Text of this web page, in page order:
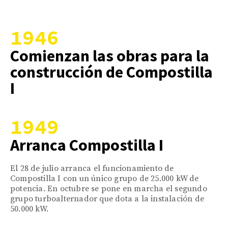
1946
Comienzan las obras para la
construcción de Compostilla
I
1949
Arranca Compostilla I
El 28 de julio arranca el funcionamiento de
Compostilla I con un único grupo de 25.000 kW de
potencia. En octubre se pone en marcha el segundo
grupo turboalternador que dota a la instalación de
50.000 kW.